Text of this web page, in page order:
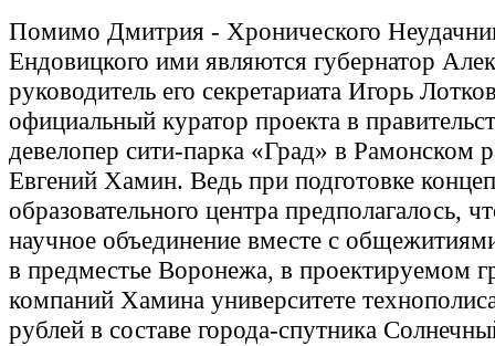
Помимо Дмитрия - Хронического
Ендовицкого ими являются губернатор
руководитель его секретариата Игорь
официальный куратор проекта в
девелопер сити-парка «Град» в Рамонском
Евгений Хамин. Ведь при подготовке
образовательного центра предполагалось,
научное объединение вместе с
в предместье Воронежа, в проектируемом
компаний Хамина университете
рублей в составе города-спутника